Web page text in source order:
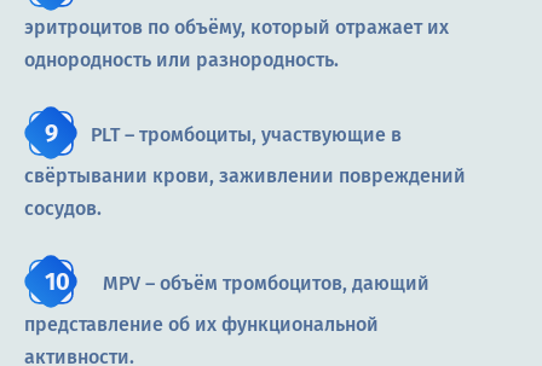
эритроцитов по объёму, который отражает их
однородность или разнородность.
PLT – тромбоциты, участвующие в
свёртывании крови, заживлении повреждений
сосудов.
MPV – объём тромбоцитов, дающий
представление об их функциональной
активности.